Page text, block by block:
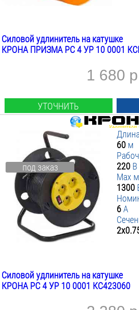
Силовой удлинитель на катушке
КРОНА ПРИЗМА РС 4 УР 10 0001
1 680
УТОЧНИТЬ
под заказ
60 м
220 В
Max
1300
6А
Силовой удлинитель на катушке
КРОНА РС 4 УР 10 0001 КС423060